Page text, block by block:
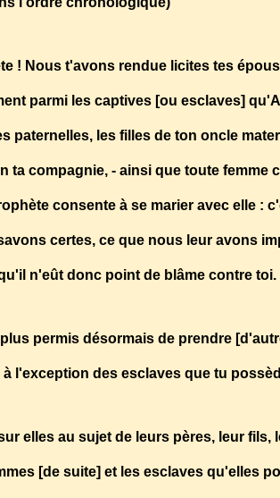
! Nous t'avons rendue licites tes
parmi les captives [ou esclaves]
paternelles, les filles de ton oncle
ta compagnie, - ainsi que toute
consente à se marier avec elle :
certes, ce que nous leur avons
n'eût donc point de blâme contre
permis désormais de prendre
à l'exception des esclaves que tu
elles au sujet de leurs pères, leur
[de suite] et les esclaves qu'elles